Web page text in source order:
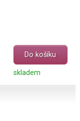
Do košíku
skladem